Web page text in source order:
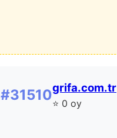
#31510grifa.com.tr
⭐ 0 oy